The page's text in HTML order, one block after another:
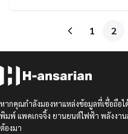
1 2
หากคุณกำลังมองหาแหล่งข้อมูลที่เชื่อถือ
พิมพ์ แพคเกจจิ้ง ยานยนต์ไฟฟ้า พลังงา
ต้องมา